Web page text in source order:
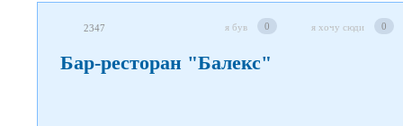
2347 я був 0 я хочу сюди 0
Бар-ресторан "Балекс"